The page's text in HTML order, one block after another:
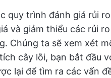
quy trình đánh giá rủi
và giảm thiểu các rủi
Chúng ta sẽ xem xét
cây lỗi, bạn bắt đầu
lại để tìm ra các vấn